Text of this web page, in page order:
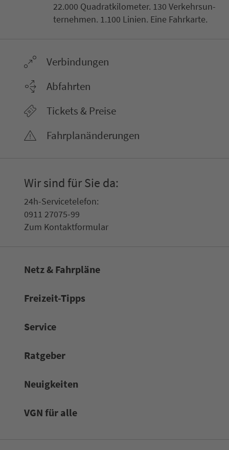
22.000 Qua­drat­ki­lo­me­ter. 130 Ver­kehrs­un­
ter­neh­men. 1.100 Linien. Eine Fahr­kar­te.
Ver­bin­dungen
Abfahrten
Tickets & Preise
Fahr­plan­ände­rungen
Wir sind für Sie da:
24h-Ser­vice­te­le­fon:
0911 27075-99
Zum Kon­taktformular
Netz & Fahrpläne
Frei­zeit-Tipps
Service
Rat­ge­ber
Neuigkeiten
VGN für alle